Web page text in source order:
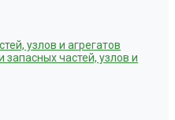
узлов и агрегатов
запасных частей, узлов и